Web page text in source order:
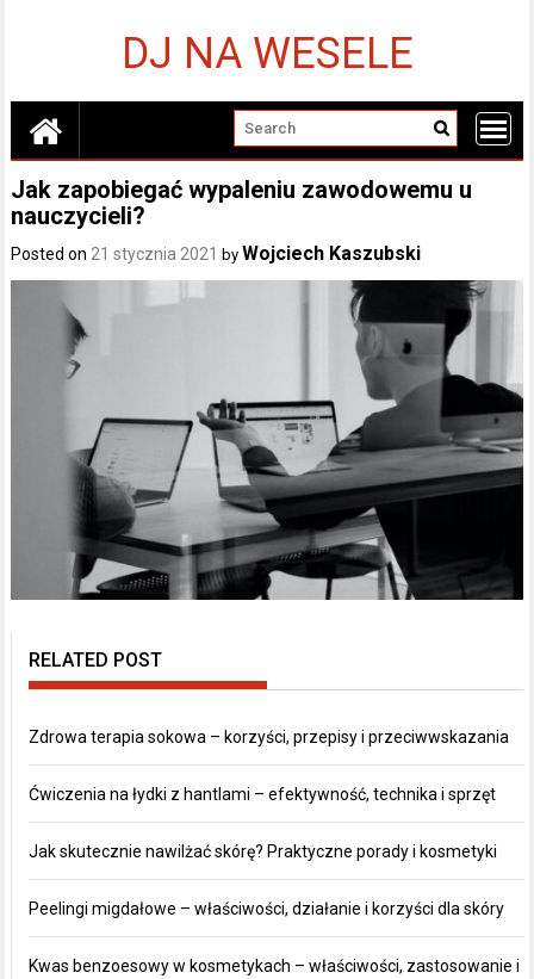
DJ NA WESELE
Jak zapobiegać wypaleniu zawodowemu u
nauczycieli?
Posted on 21 stycznia 2021 by Wojciech Kaszubski
RELATED POST
Zdrowa terapia sokowa – korzyści, przepisy i przeciwwskazania
Ćwiczenia na łydki z hantlami – efektywność, technika i sprzęt
Jak skutecznie nawilżać skórę? Praktyczne porady i kosmetyki
Peelingi migdałowe – właściwości, działanie i korzyści dla skóry
Kwas benzoesowy w kosmetykach – właściwości, zastosowanie i